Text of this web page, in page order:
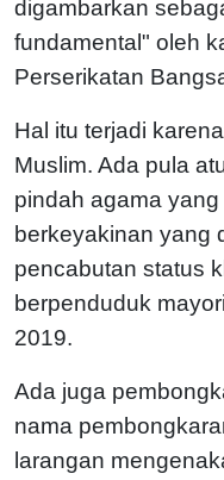
digambarkan
fundamental" oleh
Perserikatan
Hal itu terjadi
Muslim. Ada pula
pindah agama
berkeyakinan yang
pencabutan status
berpenduduk
2019.
Ada juga
nama
larangan